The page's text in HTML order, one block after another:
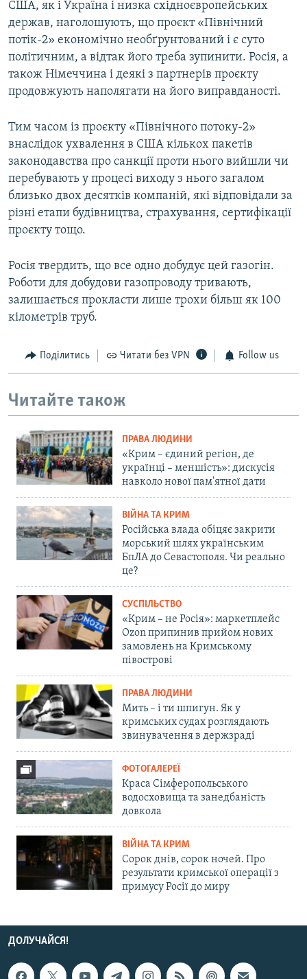
США, як і Україна і низка східноєвропейських
держав, наголошують, що проєкт «Північний
потік-2» економічно необґрунтований і є суто
політичним, а відтак його треба зупинити. Росія, а
також Німеччина і деякі з партнерів проєкту
продовжують наполягати на його виправданості.
Тим часом із проєкту «Північного потоку-2»
внаслідок ухвалення в США кількох пакетів
законодавства про санкції проти нього вийшли чи
перебувають у процесі виходу з нього загалом
близько двох десятків компаній, які відповідали за
різні етапи будівництва, страхування, сертифікації
проєкту тощо.
Росія твердить, що все одно добудує цей газогін.
Роботи для добудови газопроводу тривають,
залишається прокласти лише трохи більш як 100
кілометрів труб.
Поділитись Читати без VPN Follow us
Читайте також
ПРАВА ЛЮДИНИ
«Крим – єдиний регіон, де
українці – меншість»: дискусія
навколо нової пам'ятної дати
ВІЙНА ТА КРИМ
Російська влада обіцяє закрити
морський шлях українським
БпЛА до Севастополя. Чи реально
це?
СУСПІЛЬСТВО
«Крим – не Росія»: маркетплейс
Ozon припинив прийом нових
замовлень на Кримському
півострові
ПРАВА ЛЮДИНИ
Мить – і ти шпигун. Як у
кримських судах розглядають
звинувачення в держзраді
ФОТОГАЛЕРЕЇ
Краса Сімферопольського
водосховища та занедбаність
довкола
ВІЙНА ТА КРИМ
Сорок днів, сорок ночей. Про
результати кримської операції з
примусу Росії до миру
ДОЛУЧАЙСЯ!